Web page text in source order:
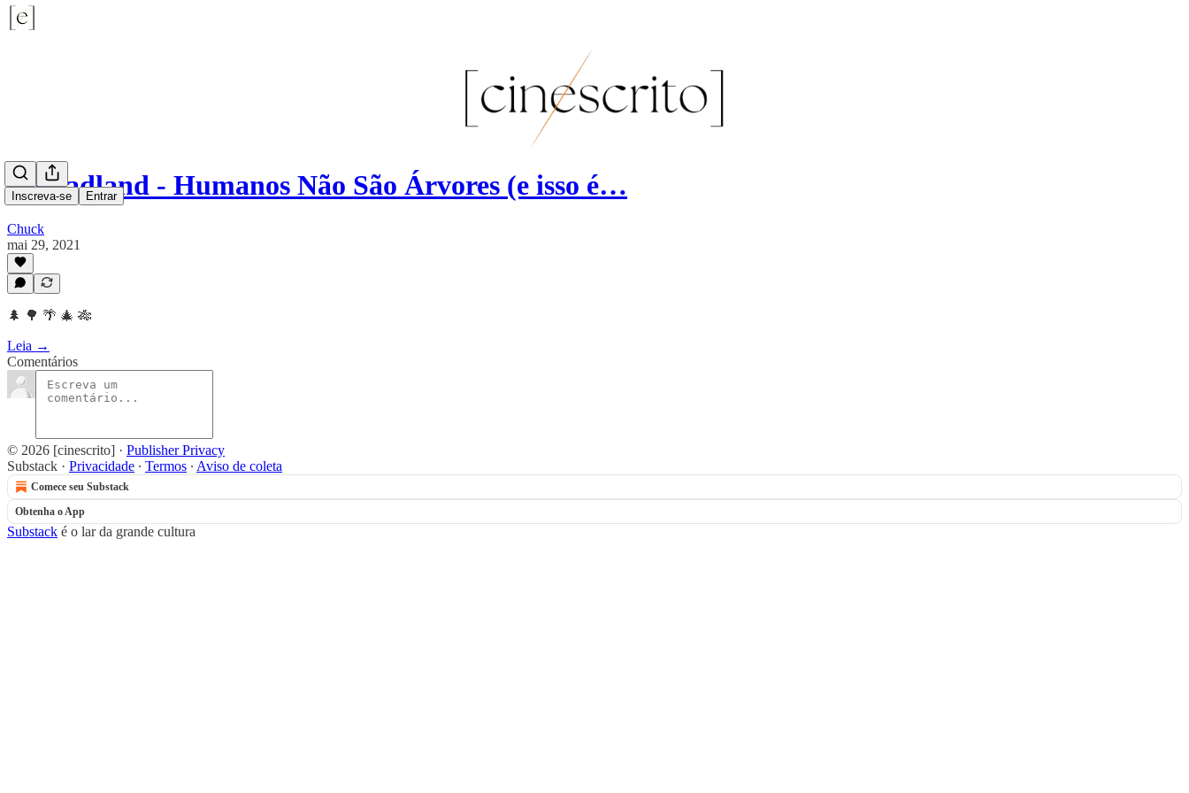
Inscreva-se Entrar
Nomadland - Humanos Não São Árvores (e isso é…
Chuck
mai 29, 2021
🌲 🌳 🌴 🎄 🎋
Leia →
Comentários
© 2026 [cinescrito] · Publisher Privacy
Substack · Privacidade ∙ Termos ∙ Aviso de coleta
Comece seu Substack
Obtenha o App
Substack é o lar da grande cultura